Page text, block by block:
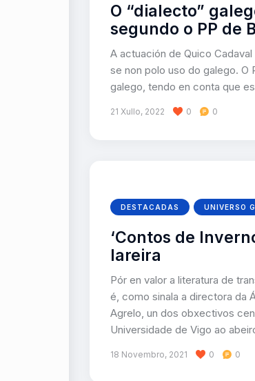
O “dialecto”
segundo o PP de
A actuación de Quico
se non polo uso do galego. O
galego, tendo en conta que
21 Xullo, 2022 0 0
DESTACADAS UNIVERSO
‘Contos de
lareira
Pór en valor a literatura de
é, como sinala a directora da
Agrelo, un dos obxectivos
Universidade de Vigo ao
18 Novembro, 2021 0 0